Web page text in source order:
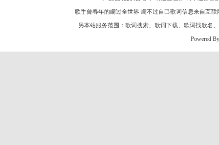
歌手曾春年的瞒过全世界 瞒不过自己歌词信息来自互联
另本站服务范围： 歌词搜索、 歌词下载、 歌词找歌名 、
Powered